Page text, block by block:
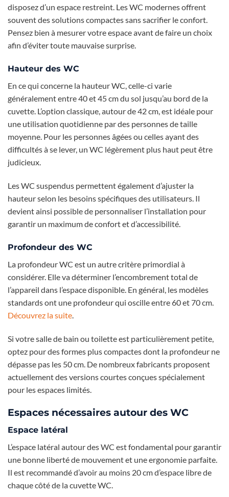
disposez d’un espace restreint. Les WC modernes offrent
souvent des solutions compactes sans sacrifier le confort.
Pensez bien à mesurer votre espace avant de faire un choix
afin d’éviter toute mauvaise surprise.
Hauteur des WC
En ce qui concerne la hauteur WC, celle-ci varie
généralement entre 40 et 45 cm du sol jusqu’au bord de la
cuvette. L’option classique, autour de 42 cm, est idéale pour
une utilisation quotidienne par des personnes de taille
moyenne. Pour les personnes âgées ou celles ayant des
difficultés à se lever, un WC légèrement plus haut peut être
judicieux.
Les WC suspendus permettent également d’ajuster la
hauteur selon les besoins spécifiques des utilisateurs. Il
devient ainsi possible de personnaliser l’installation pour
garantir un maximum de confort et d’accessibilité.
Profondeur des WC
La profondeur WC est un autre critère primordial à
considérer. Elle va déterminer l’encombrement total de
l’appareil dans l’espace disponible. En général, les modèles
standards ont une profondeur qui oscille entre 60 et 70 cm.
Découvrez la suite.
Si votre salle de bain ou toilette est particulièrement petite,
optez pour des formes plus compactes dont la profondeur ne
dépasse pas les 50 cm. De nombreux fabricants proposent
actuellement des versions courtes conçues spécialement
pour les espaces limités.
Espaces nécessaires autour des WC
Espace latéral
L’espace latéral autour des WC est fondamental pour garantir
une bonne liberté de mouvement et une ergonomie parfaite.
Il est recommandé d’avoir au moins 20 cm d’espace libre de
chaque côté de la cuvette WC.